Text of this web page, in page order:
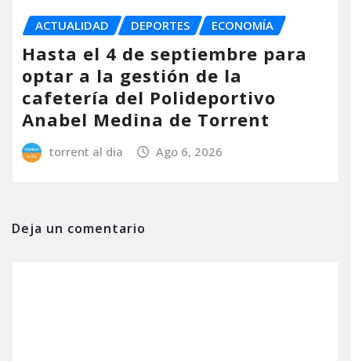
ACTUALIDAD DEPORTES ECONOMÍA
Hasta el 4 de septiembre para
optar a la gestión de la
cafetería del Polideportivo
Anabel Medina de Torrent
torrent al dia Ago 6, 2026
Deja un comentario